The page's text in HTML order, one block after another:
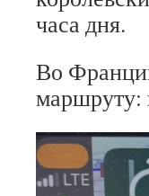
часа дня.
Во
маршруту: